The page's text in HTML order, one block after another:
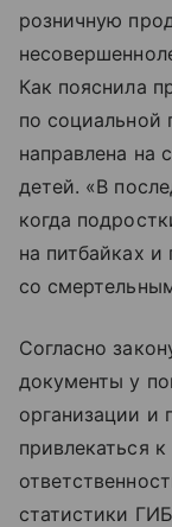
розничную
Как пояснила
по социальной
направлена на
детей. «В
когда
на питбайках
со
Согласно
документы у
организации и
привлекаться
статистики